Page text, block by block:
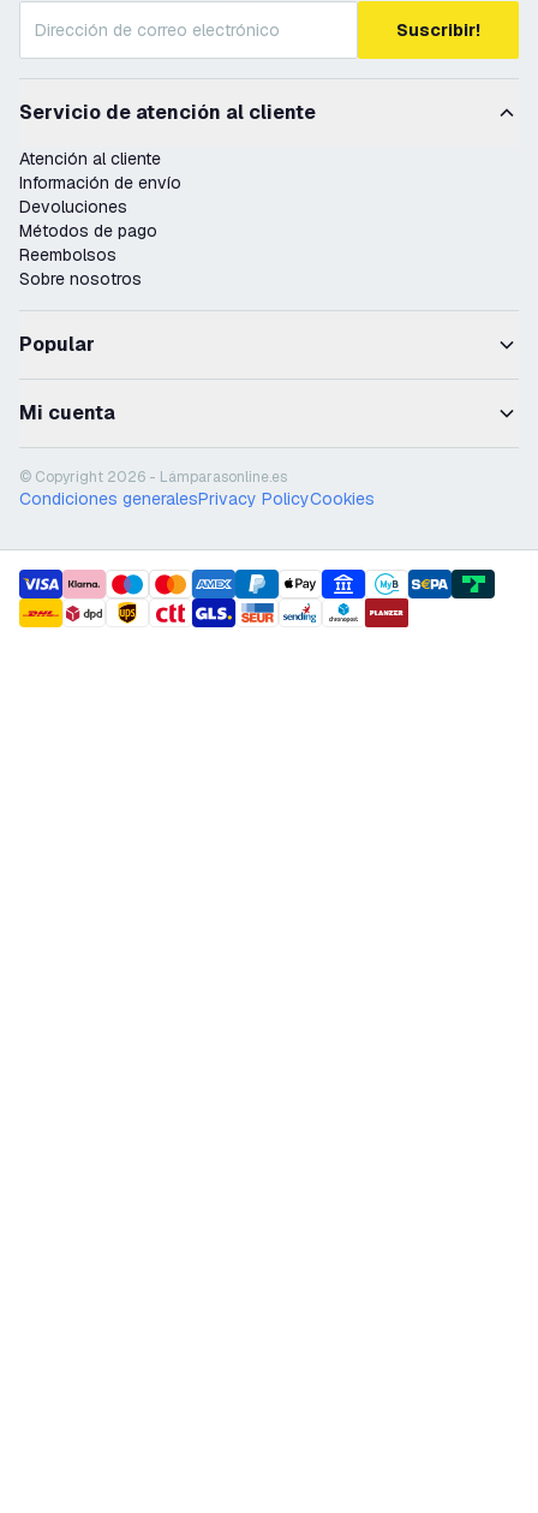
Suscribir!
Servicio de atención al cliente
Atención al cliente
Información de envío
Devoluciones
Métodos de pago
Reembolsos
Sobre nosotros
Popular
Mi cuenta
© Copyright 2026 - Lámparasonline.es
Condiciones generalesPrivacy PolicyCookies
payment methods
shipment methods